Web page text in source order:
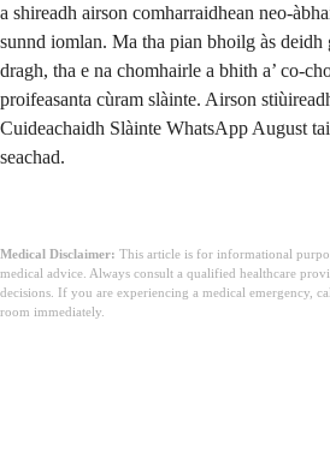
a shireadh airson comharraidhean neo-
sunnd iomlan. Ma tha pian bhoilg às
dragh, tha e na chomhairle a bhith a’ co-
proifeasanta cùram slàinte. Airson
Cuideachaidh Slàinte WhatsApp August
seachad.
Medical Disclaimer: This article is for informational
medical advice. Always consult a qualified healthcare
decisions. If you are experiencing a medical emergency,
room immediately.